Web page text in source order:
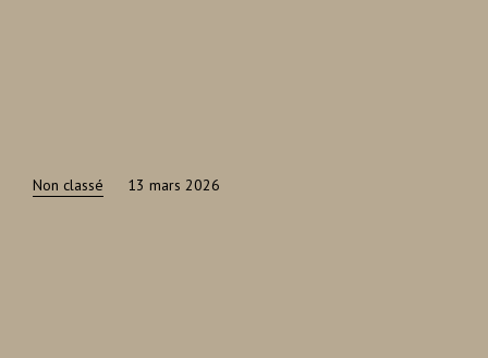
Non classé 13 mars 2026